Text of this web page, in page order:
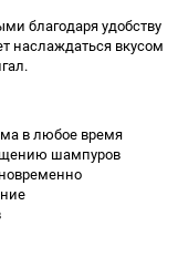
благодаря удобству
наслаждаться вкусом
в любое время
шампуров